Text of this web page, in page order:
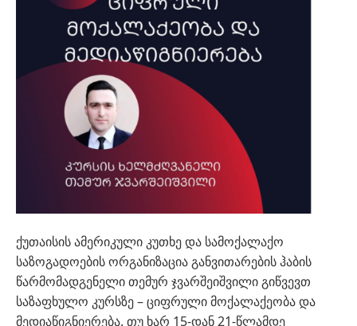
ქუთაისის ამერიკული კუთხე და სამოქალაქო
საზოგადოების ორგანიზაცია განვითარების ჰაბის
წარმომადგენელი თემურ ჯვარშეიშვილი გიწვევთ
საზაფხულო კურსზე – ციფრული მოქალაქეობა და
მედიაწიგნიერება. თუ ხარ 15-დან 21-წლამდე